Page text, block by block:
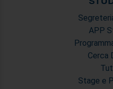
APP
Cerca
Stage e